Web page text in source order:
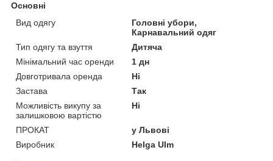
Основні
Вид одягу
Головні убори,
Карнавальний одяг
Тип одягу та взуття
Дитяча
Мінімальний час оренди
1 дн
Довготривала оренда
Ні
Застава
Так
Можливість викупу за
залишковою вартістю
Ні
ПРОКАТ
у Львові
Виробник
Helga Ulm